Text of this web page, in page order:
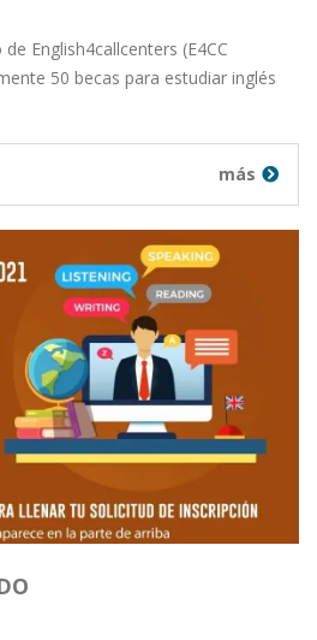
English4callcenters (E4CC
50 becas para estudiar inglés
más